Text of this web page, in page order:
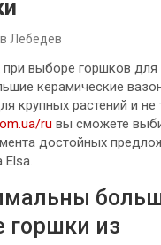
Лебедев
при выборе горшков для
керамические
крупных растений и не
ru вы сможете
достойных
Elsa.
горшки из